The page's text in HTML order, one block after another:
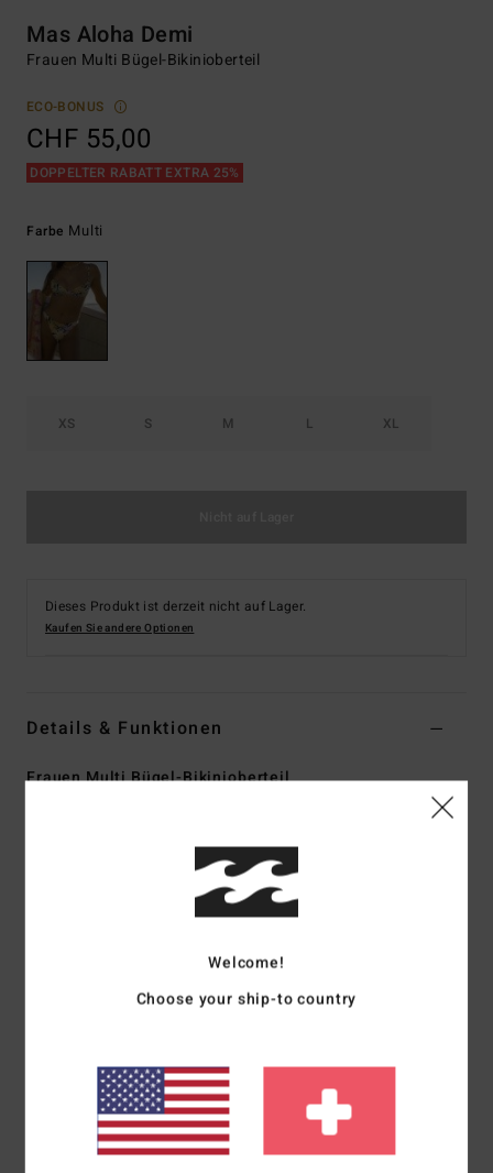
Mas Aloha Demi
Frauen Multi Bügel-Bikinioberteil
ECO-BONUS
CHF 55,00
DOPPELTER RABATT EXTRA 25%
Farbe Multi
XS S M L XL
Dieses Produkt ist derzeit nicht auf Lager.
Kaufen Sie andere Optionen
Details & Funktionen
Frauen Multi Bügel-Bikinioberteil
Kollektion: Mas Aloha-Kollektion
Mischgewebe, Stretchstoff
Form: Demi Bügelbikini
Verschluss: S-Haken auf der Rückseite
Bedeckung: Knappe Bedeckung
Logo: Gesticktes Logo
Weitere Merkmale: Abnäher auf der Brust
Welcome!
Choose your ship-to country